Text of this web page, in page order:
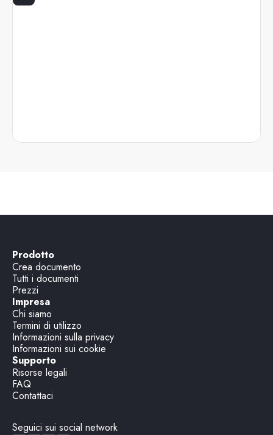
Prodotto
Crea documento
Tutti i documenti
Prezzi
Impresa
Chi siamo
Termini di utilizzo
Informazioni sulla privacy
Informazioni sui cookie
Supporto
Risorse legali
FAQ
Contattaci
Seguici sui social network